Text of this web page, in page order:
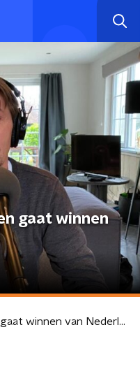
gaat winnen
Ebi Smolarek: 'Polen gaat winnen van Nederland'